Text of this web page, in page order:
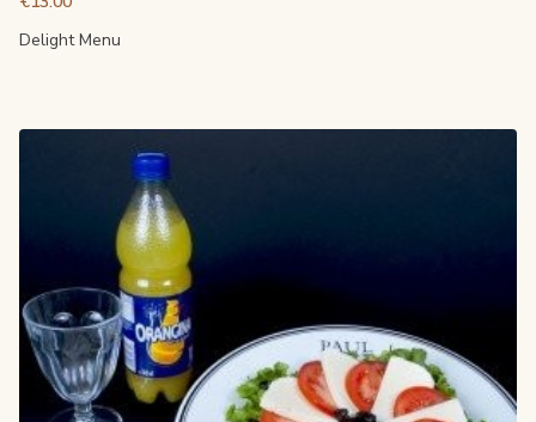
Delight Menu